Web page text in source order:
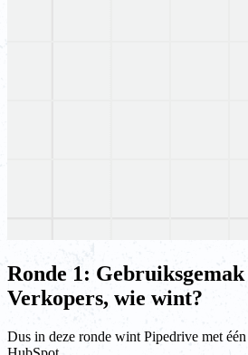
Ronde 1:
Verkopers, wie wint?
Dus in deze ronde wint Pipedrive met